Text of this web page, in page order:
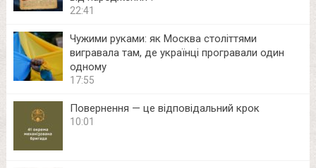
22:41
Чужими руками: як Москва століттями
вигравала там, де українці програвали один
одному
17:55
Повернення — це відповідальний крок
10:01